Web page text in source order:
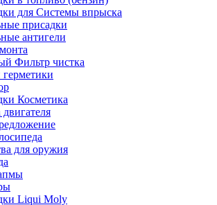
для Системы впрыска
присадки
антигели
Фильтр чистка
Косметика
для оружия
Liqui Moly